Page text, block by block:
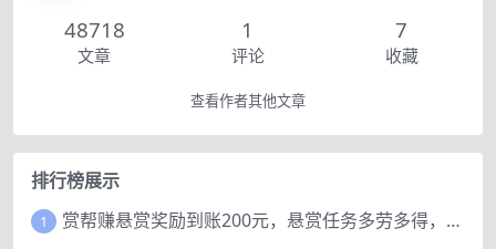
48718
文章
1
评论
7
收藏
查看作者其他文章
排行榜展示
1 赏帮赚悬赏奖励到账200元，悬赏任务多劳多得，人人可做。